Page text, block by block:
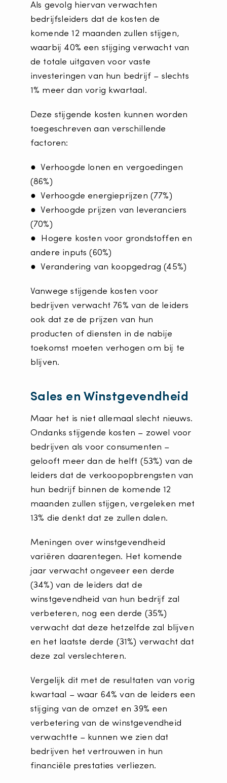
Als gevolg hiervan verwachten
bedrijfsleiders dat de kosten de
komende 12 maanden zullen stijgen,
waarbij 40% een stijging verwacht van
de totale uitgaven voor vaste
investeringen van hun bedrijf – slechts
1% meer dan vorig kwartaal.
Deze stijgende kosten kunnen worden
toegeschreven aan verschillende
factoren:
● Verhoogde lonen en vergoedingen
(86%)
● Verhoogde energieprijzen (77%)
● Verhoogde prijzen van leveranciers
(70%)
● Hogere kosten voor grondstoffen en
andere inputs (60%)
● Verandering van koopgedrag (45%)
Vanwege stijgende kosten voor
bedrijven verwacht 76% van de leiders
ook dat ze de prijzen van hun
producten of diensten in de nabije
toekomst moeten verhogen om bij te
blijven.
Sales en Winstgevendheid
Maar het is niet allemaal slecht nieuws.
Ondanks stijgende kosten – zowel voor
bedrijven als voor consumenten –
gelooft meer dan de helft (53%) van de
leiders dat de verkoopopbrengsten van
hun bedrijf binnen de komende 12
maanden zullen stijgen, vergeleken met
13% die denkt dat ze zullen dalen.
Meningen over winstgevendheid
variëren daarentegen. Het komende
jaar verwacht ongeveer een derde
(34%) van de leiders dat de
winstgevendheid van hun bedrijf zal
verbeteren, nog een derde (35%)
verwacht dat deze hetzelfde zal blijven
en het laatste derde (31%) verwacht dat
deze zal verslechteren.
Vergelijk dit met de resultaten van vorig
kwartaal – waar 64% van de leiders een
stijging van de omzet en 39% een
verbetering van de winstgevendheid
verwachtte – kunnen we zien dat
bedrijven het vertrouwen in hun
financiële prestaties verliezen.